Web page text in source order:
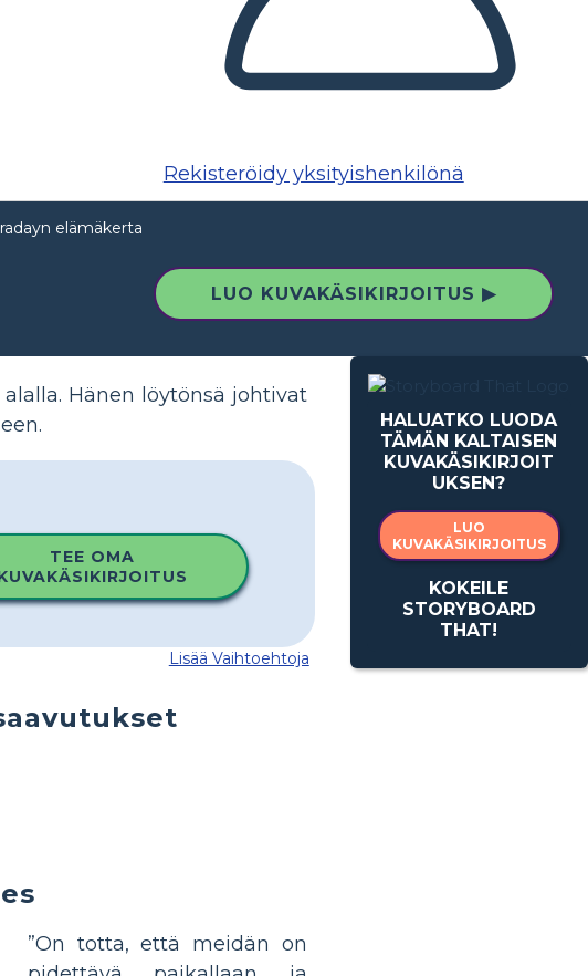
Rekisteröidy yksityishenkilönä
elämäkerta
LUO KUVAKÄSIKIRJOITUS ▶
HALUATKO LUODA
TÄMÄN KALTAISEN
KUVAKÄSIKIRJOIT
UKSEN?
LUO
KUVAKÄSIKIRJOITUS
KOKEILE
STORYBOARD
THAT!
Hänen löytönsä johtivat
TEE OMA
Lisää Vaihtoehtoja
”On totta, että meidän on